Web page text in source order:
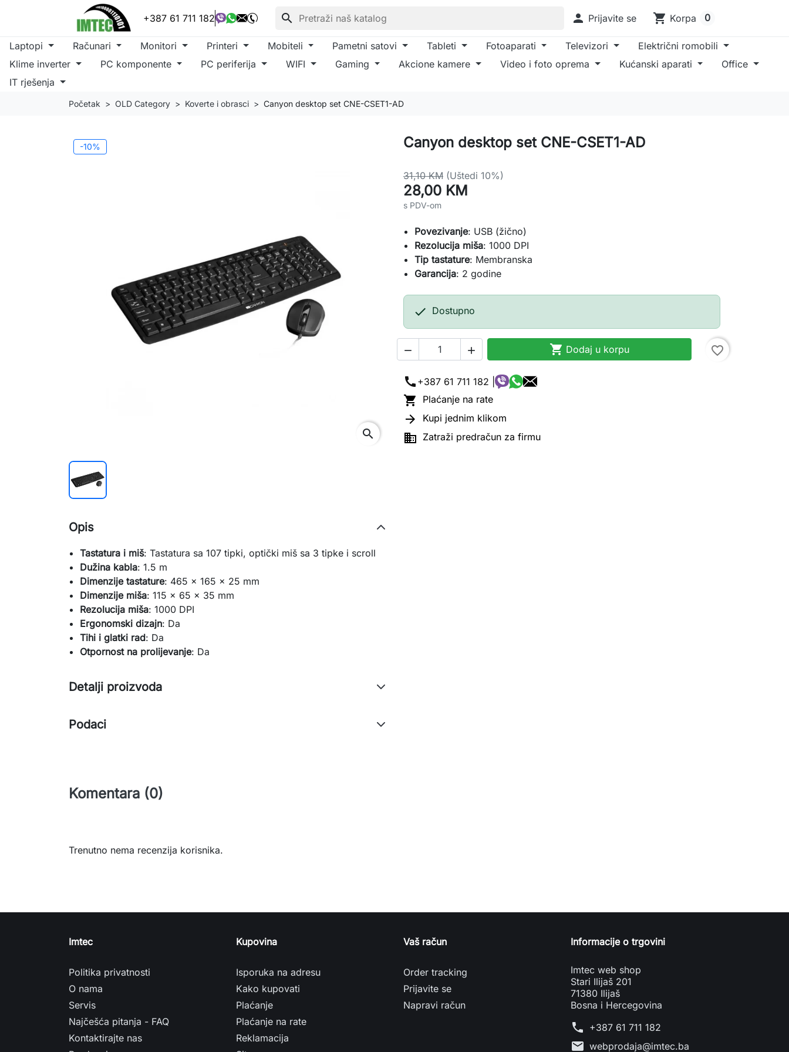
+387 61 711 182 search  Prijavite se shopping_cart Korpa 0
Laptopi Računari Monitori Printeri Mobiteli Pametni satovi Tableti Fotoaparati Televizori
Električni romobili
Klime inverter
PC komponente PC periferija WIFI Gaming Akcione kamere Video i foto oprema Kućanski aparati
Office
IT rješenja
Početak OLD Category Koverte i obrasci Canyon desktop set CNE-CSET1-AD
-10%
search
Canyon desktop set CNE-CSET1-AD
31,10 KM (Uštedi 10%)
28,00 KM
s PDV-om
Povezivanje: USB (žično)
Rezolucija miša: 1000 DPI
Tip tastature: Membranska
Garancija: 2 godine
 Dostupno
   Dodaj u korpu favorite_border
call +387 61 711 182 |
 Plaćanje na rate
 Kupi jednim klikom
 Zatraži predračun za firmu
Opis
Tastatura i miš: Tastatura sa 107 tipki, optički miš sa 3 tipke i scroll
Dužina kabla: 1.5 m
Dimenzije tastature: 465 x 165 x 25 mm
Dimenzije miša: 115 x 65 x 35 mm
Rezolucija miša: 1000 DPI
Ergonomski dizajn: Da
Tihi i glatki rad: Da
Otpornost na prolijevanje: Da
Detalji proizvoda
Podaci
Komentara (0)
Trenutno nema recenzija korisnika.
Imtec
Politika privatnosti
O nama
Servis
Najčešća pitanja - FAQ
Kontaktirajte nas
Kupovina
Isporuka na adresu
Kako kupovati
Plaćanje
Plaćanje na rate
Reklamacija
Vaš račun
Order tracking
Prijavite se
Napravi račun
Informacije o trgovini
Imtec web shop
Stari Ilijaš 201
71380 Ilijaš
Bosna i Hercegovina
phone +387 61 711 182
mail webprodaja@imtec.ba